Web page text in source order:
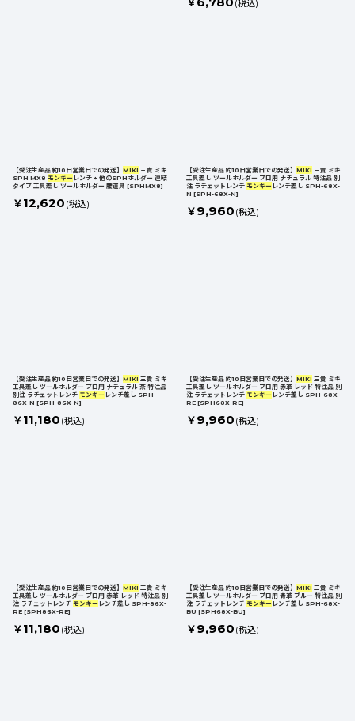
￥ (税込)
【受注生産品 約10日営業日での発送】 MIKI 三貴 ミキ
SPH MX8 モンキー レンチ + 他のSPHホルダー 連結
タイプ 工具差し ツールホルダー 腰道具 [SPHMX8]
￥ 12,620 (税込)
【受注生産品 約10日営業日での発送】 MIKI 三貴 ミキ
工具差し ツールホルダー プロ用 ナチュラル 特注品 別
注 ラチェットレンチ モンキー レンチ差し SPH-68X-
N [SPH-68X-N]
￥ 9,960 (税込)
【受注生産品 約10日営業日での発送】 MIKI 三貴 ミキ
工具差し ツールホルダー プロ用 ナチュラル 茶 特注品
別注 ラチェットレンチ モンキー レンチ差し SPH-
86X-N [SPH-86X-N]
￥ 11,180 (税込)
【受注生産品 約10日営業日での発送】 MIKI 三貴 ミキ
工具差し ツールホルダー プロ用 赤革 レッド 特注品 別
注 ラチェットレンチ モンキー レンチ差し SPH-68X-
RE [SPH68X-RE]
￥ 9,960 (税込)
【受注生産品 約10日営業日での発送】 MIKI 三貴 ミキ
工具差し ツールホルダー プロ用 赤革 レッド 特注品 別
注 ラチェットレンチ モンキー レンチ差し SPH-86X-
RE [SPH86X-RE]
￥ 11,180 (税込)
【受注生産品 約10日営業日での発送】 MIKI 三貴 ミキ
工具差し ツールホルダー プロ用 青革 ブルー 特注品 別
注 ラチェットレンチ モンキー レンチ差し SPH-68X-
BU [SPH68X-BU]
￥ 9,960 (税込)